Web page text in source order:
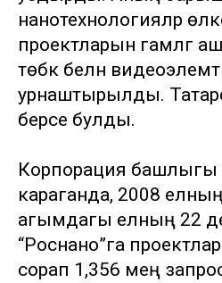
нанотехнологияләр
проектларын гамәлгә
төбәк белән видеоэлемтә
урнаштырылды.
берсе булды.
Корпорация башлыгы
караганда, 2008
агымдагы елның 22
“Роснано”га
сорап 1,356 мең